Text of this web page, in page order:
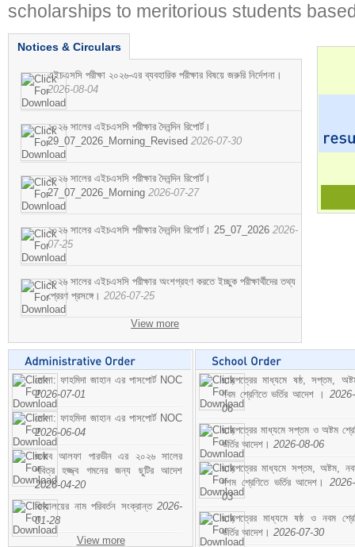
scholarships to meritorious students
Notices & Circulars
এইচএসসি পরীক্ষা ২০২৬-এর ব্যবহারিক পরীক্ষার বিষয়ে জরুরি নির্দেশনা।
2026-08-04
২০২৬ সালের এইচএসসি পরীক্ষার দৈনন্দিন রিপোর্ট।
29_07_2026_Morning_Revised 2026-07-30
২০২৬ সালের এইচএসসি পরীক্ষার দৈনন্দিন রিপোর্ট।
27_07_2026_Morning 2026-07-27
২০২৬ সালের এইচএসসি পরীক্ষার দৈনন্দিন রিপোর্ট। 25_07_2026 2026-
07-25
২০২৬ সালের এইচএসসি পরীক্ষার অংশগ্রহণ করতে ইচ্ছুক পরীক্ষার্থীদের তথ্য
প্রেরণ প্রসঙ্গে। 2026-07-25
View more
মোসা: ফাহমিদা জাহান এর পাসপোর্ট NOC
2026-07-01
মোসা: ফাহমিদা জাহান এর পাসপোর্ট NOC
2026-06-04
জনাব আলফা পারভীন এর ২০২৬ সালের
পবিত্র হজ্জ্ব গমনের জন্য ছুটির আদেশ
2026-04-20
বিদ্যালয়ের নাম পরিবর্তন সংক্রান্ত 2026-
01-28
View more
ছাড়পত্রের মাধ্যমে ষষ্ঠ, সপ্তম,
নবম শ্রেণিতে ভর্তির আদেশ ।
06
ছাড়পত্রের মাধ্যমে সপ্তম ও অষ্টম
ভর্তির আদেশ। 2026-08-06
ছাড়পত্রের মাধ্যমে সপ্তম, অষ্টম,
দশম শ্রেণিতে ভর্তির আদেশ।
03
ছাড়পত্রের মাধ্যমে ষষ্ঠ ও নবম
ভর্তির আদেশ। 2026-07-30